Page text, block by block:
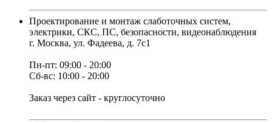
Проектирование и монтаж слаботочных систем,
электрики, СКС, ПС, безопасности, видеонаблюдения
г. Москва, ул. Фадеева, д. 7с1
Пн-пт: 09:00 - 20:00
Сб-вс: 10:00 - 20:00
Заказ через сайт - круглосуточно